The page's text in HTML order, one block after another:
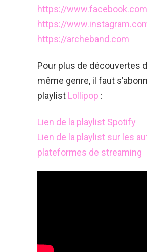
https://
https://
https://archeband.com
Pour plus de découvertes
même genre, il faut
playlist Lollipop :
Lien de la playlist Spotify
Lien de la playlist sur les
plateformes de streaming